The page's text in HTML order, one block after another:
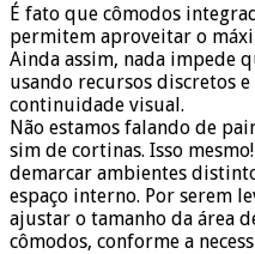
É fato que cômodos
permitem aproveitar o
Ainda assim, nada impede
usando recursos discretos
continuidade visual.
Não estamos falando de
sim de cortinas. Isso
demarcar ambientes
espaço interno. Por serem
ajustar o tamanho da área
cômodos, conforme a